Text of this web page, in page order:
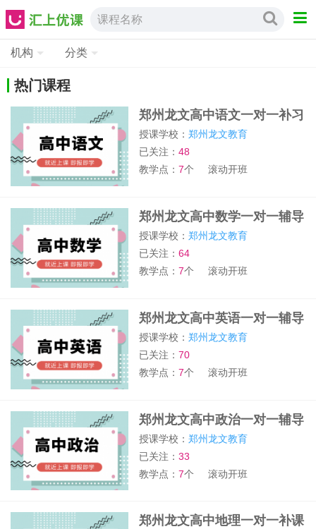
课程名称
机构 分类
热门课程
郑州龙文高中语文一对一补习
班
授课学校：郑州龙文教育
已关注：48
教学点：7个 滚动开班
郑州龙文高中数学一对一辅导
班
授课学校：郑州龙文教育
已关注：64
教学点：7个 滚动开班
郑州龙文高中英语一对一辅导
班
授课学校：郑州龙文教育
已关注：70
教学点：7个 滚动开班
郑州龙文高中政治一对一辅导
班
授课学校：郑州龙文教育
已关注：33
教学点：7个 滚动开班
郑州龙文高中地理一对一补课